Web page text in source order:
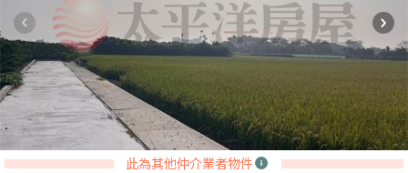
此為其他仲介業者物件